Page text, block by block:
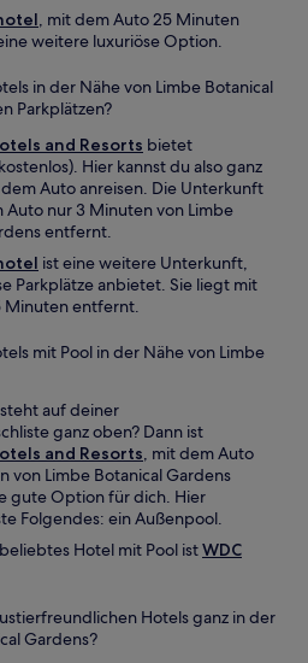
, mit dem Auto 25 Minuten
weitere luxuriöse Option.
in der Nähe von Limbe Botanical
Parkplätzen?
and Resorts bietet
Hier kannst du also ganz
Auto anreisen. Die Unterkunft
Auto nur 3 Minuten von Limbe
entfernt.
ist eine weitere Unterkunft,
Parkplätze anbietet. Sie liegt mit
Minuten entfernt.
mit Pool in der Nähe von Limbe
auf deiner
ganz oben? Dann ist
and Resorts, mit dem Auto
von Limbe Botanical Gardens
gute Option für dich. Hier
Folgendes: ein Außenpool.
Hotel mit Pool istWDC
Hotels ganz in der
Gardens?